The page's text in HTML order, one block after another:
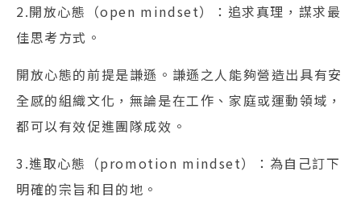
2.開放心態（open mindset）：追求真理，謀求最
佳思考方式。
開放心態的前提是謙遜。謙遜之人能夠營造出具有安
全感的組織文化，無論是在工作、家庭或運動領域，
都可以有效促進團隊成效。
3.進取心態（promotion mindset）：為自己訂下
明確的宗旨和目的地。